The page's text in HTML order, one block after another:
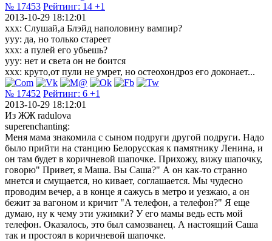
№ 17453 Рейтинг: 14 +1
2013-10-29 18:12:01
xxx: Слушай,а Блэйд наполовину вампир?
yyy: да, но только стареет
xxx: а пулей его убьешь?
yyy: нет и света он не боится
xxx: круто,от пули не умрет, но остеохондроз его доконает...
№ 17452 Рейтинг: 6 +1
2013-10-29 18:12:01
Из ЖЖ radulova
superenchanting:
Меня мама знакомила с сыном подруги другой подруги. Надо
было прийти на станцию Белорусская к памятнику Ленина, и
он там будет в коричневой шапочке. Прихожу, вижу шапочку,
говорю" Привет, я Маша. Вы Саша?" А он как-то странно
мнется и смущается, но кивает, соглашается. Мы чудесно
проводим вечер, а в конце я сажусь в метро и уезжаю, а он
бежит за вагоном и кричит "А телефон, а телефон?" Я еще
думаю, ну к чему эти ужимки? У его мамы ведь есть мой
телефон. Оказалось, это был самозванец. А настоящий Саша
так и простоял в коричневой шапочке.